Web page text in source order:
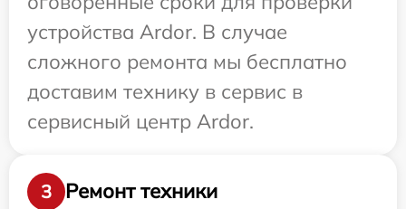
устройства Ardor. В случае
сложного ремонта мы бесплатно
доставим технику в сервис в
сервисный центр Ardor.
3
Ремонт техники